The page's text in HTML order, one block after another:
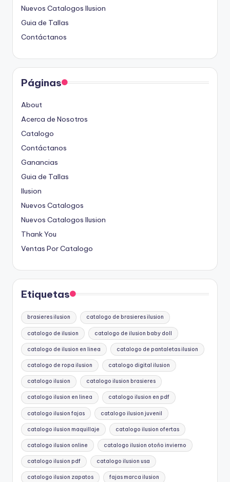
Nuevos Catalogos Ilusion
Guia de Tallas
Contáctanos
Páginas
About
Acerca de Nosotros
Catalogo
Contáctanos
Ganancias
Guia de Tallas
Ilusion
Nuevos Catalogos
Nuevos Catalogos Ilusion
Thank You
Ventas Por Catalogo
Etiquetas
brasieres ilusion catalogo de brasieres ilusion
catalogo de ilusion catalogo de ilusion baby doll
catalogo de ilusion en linea catalogo de pantaletas ilusion
catalogo de ropa ilusion catalogo digital ilusion
catalogo ilusion catalogo ilusion brasieres
catalogo ilusion en linea catalogo ilusion en pdf
catalogo ilusion fajas catalogo ilusion juvenil
catalogo ilusion maquillaje catalogo ilusion ofertas
catalogo ilusion online catalogo ilusion otoño invierno
catalogo ilusion pdf catalogo ilusion usa
catalogo ilusion zapatos fajas marca ilusion